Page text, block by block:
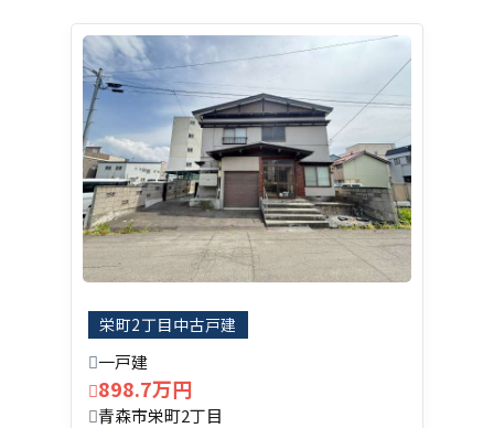
栄町2丁目中古戸建
一戸建
898.7万円
青森市栄町2丁目